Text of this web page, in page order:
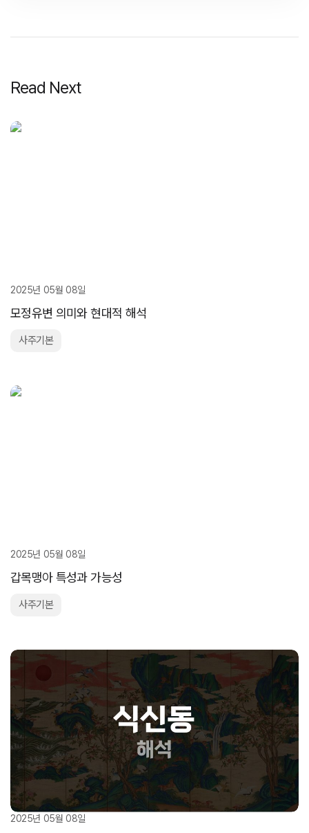
Read Next
2025년 05월 08일
모정유변 의미와 현대적 해석
사주기본
2025년 05월 08일
갑목맹아 특성과 가능성
사주기본
2025년 05월 08일